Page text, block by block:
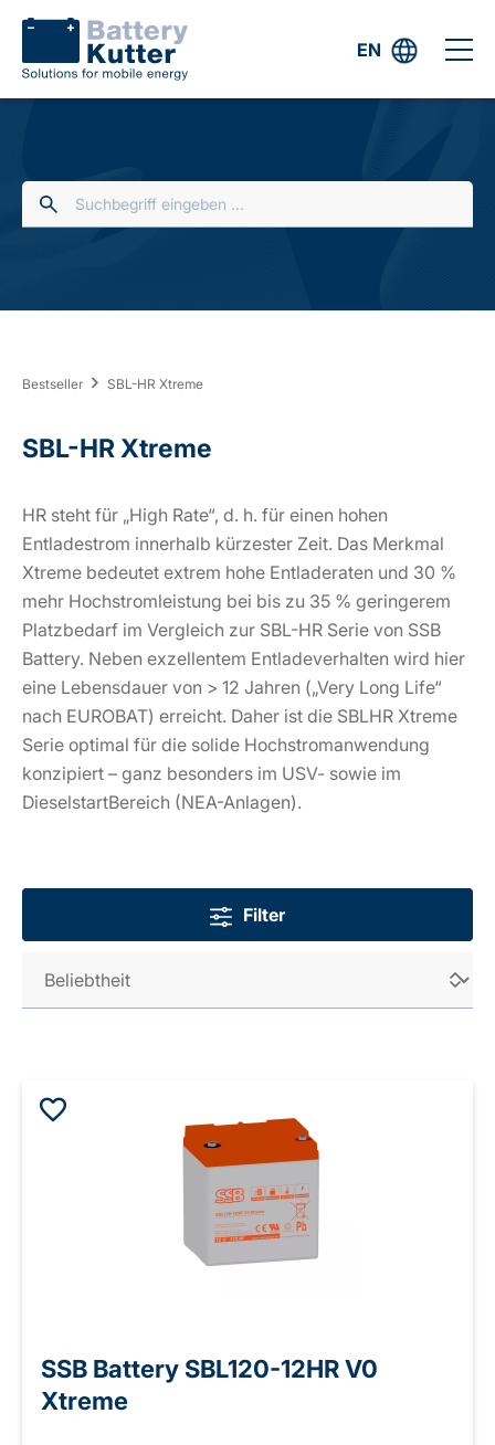
EN
Bestseller SBL-HR Xtreme
SBL-HR Xtreme
HR steht für „High Rate“, d. h. für einen hohen
Entladestrom innerhalb kürzester Zeit. Das Merkmal
Xtreme bedeutet extrem hohe Entladeraten und 30 %
mehr Hochstromleistung bei bis zu 35 % geringerem
Platzbedarf im Vergleich zur SBL-HR Serie von SSB
Battery. Neben exzellentem Entladeverhalten wird hier
eine Lebensdauer von > 12 Jahren („Very Long Life“
nach EUROBAT) erreicht. Daher ist die SBLHR Xtreme
Serie optimal für die solide Hochstromanwendung
konzipiert – ganz besonders im USV- sowie im
DieselstartBereich (NEA-Anlagen).
Filter
SSB Battery SBL120-12HR V0
Xtreme